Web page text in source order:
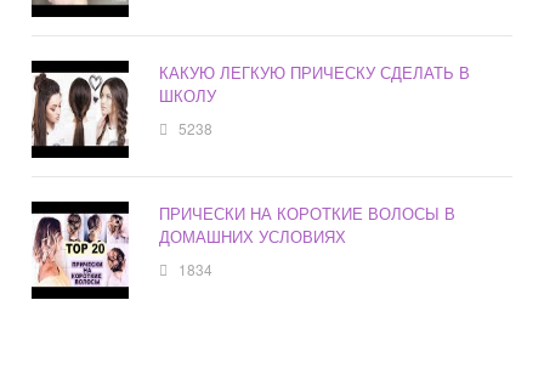
КАКУЮ ЛЕГКУЮ ПРИЧЕСКУ СДЕЛАТЬ В
ШКОЛУ
5238
ПРИЧЕСКИ НА КОРОТКИЕ ВОЛОСЫ В
ДОМАШНИХ УСЛОВИЯХ
1834